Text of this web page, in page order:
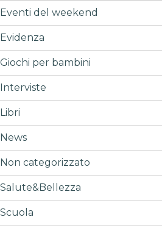
Eventi del weekend
Evidenza
Giochi per bambini
Interviste
Libri
News
Non categorizzato
Salute&Bellezza
Scuola